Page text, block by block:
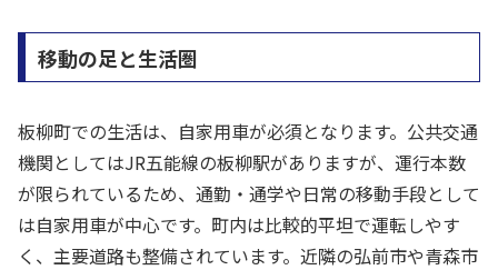
移動の足と生活圏
板柳町での生活は、自家用車が必須となります。公共交通
機関としてはJR五能線の板柳駅がありますが、運行本数
が限られているため、通勤・通学や日常の移動手段として
は自家用車が中心です。町内は比較的平坦で運転しやす
く、主要道路も整備されています。近隣の弘前市や青森市